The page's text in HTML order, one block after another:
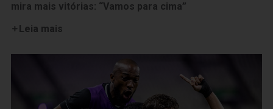
mira mais vitórias: “Vamos para cima”
Leia mais